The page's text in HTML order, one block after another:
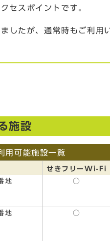
セスポイントです。
したが、通常時もご利用
施設
用可能施設一覧
せきフリーWi-Fi
地 ○
地 ○